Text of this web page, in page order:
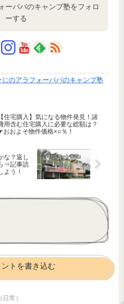
ーパパのキャンプ塾をフォロ
ーする
じのアラフォーパパのキャンプ塾
【住宅購入】気になる物件発見！諸
用含む住宅購入に必要な総額は？
おおよそ物件価格×○％！
な？返し
⇒記事読
よう！
ントを書き込む
常）